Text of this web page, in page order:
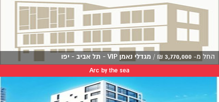
החל מ- 3,770,000
₪
/ מגדלי נאמן VIP - תל אביב - יפו
Arc by the sea